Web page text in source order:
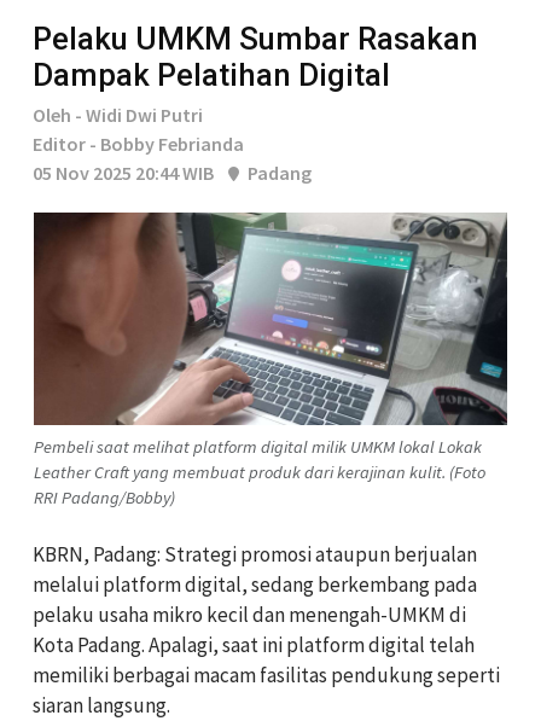
Pelaku UMKM Sumbar Rasakan
Dampak Pelatihan Digital
Oleh - Widi Dwi Putri
Editor - Bobby Febrianda
05 Nov 2025 20:44 WIB
Padang
Pembeli saat melihat platform digital milik UMKM lokal Lokak
Leather Craft yang membuat produk dari kerajinan kulit. (Foto
RRI Padang/Bobby)
KBRN, Padang: Strategi promosi ataupun berjualan
melalui platform digital, sedang berkembang pada
pelaku usaha mikro kecil dan menengah-UMKM di
Kota Padang. Apalagi, saat ini platform digital telah
memiliki berbagai macam fasilitas pendukung seperti
siaran langsung.